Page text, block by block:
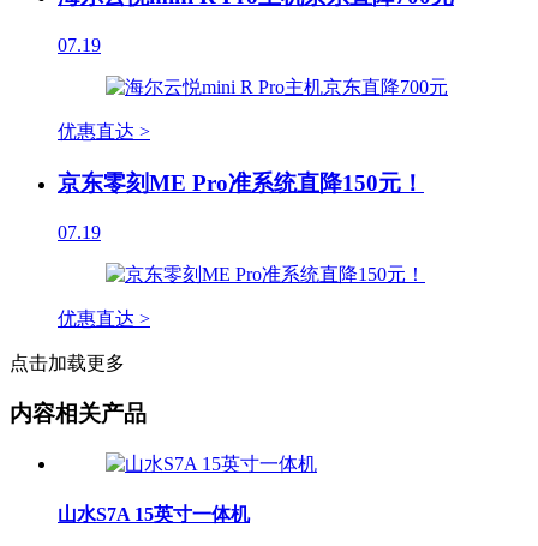
07.19
优惠直达 >
京东零刻ME Pro准系统直降150元！
07.19
优惠直达 >
点击加载更多
内容相关产品
山水S7A 15英寸一体机